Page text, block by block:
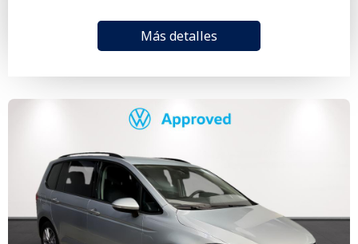
Más detalles